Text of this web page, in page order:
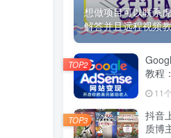
想做项目可以联系
解答并且远程视频
教程
站赚
11
TOP2
抖音
质博
TOP3